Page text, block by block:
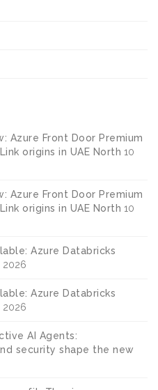
Azure Front Door Premium
origins in UAE North 10
Azure Front Door Premium
origins in UAE North 10
Azure Databricks
2026
Azure Databricks
2026
AI Agents:
security shape the new